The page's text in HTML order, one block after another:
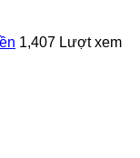
1,407 Lượt xem